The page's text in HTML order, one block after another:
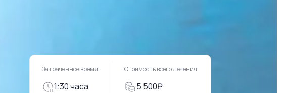
Затраченное время:
1:30 часа
Стоимость всего лечения:
5 500₽